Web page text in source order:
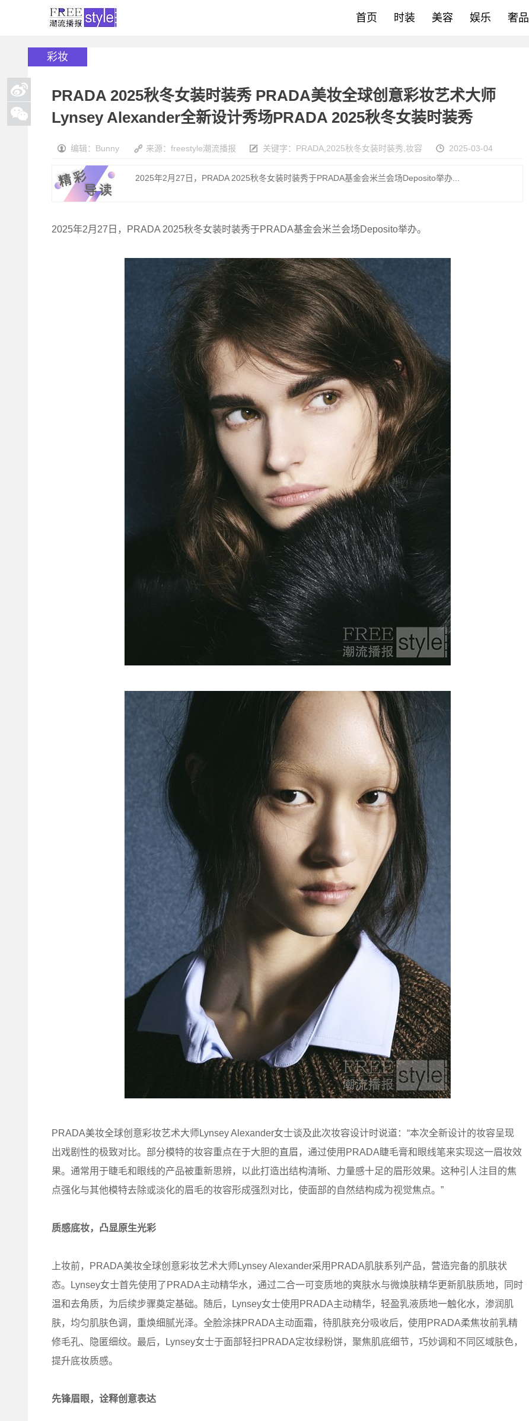
首页 时装 美容 娱乐 奢品
彩妆
PRADA 2025秋冬女装时装秀 PRADA美妆全球创意彩妆艺术大师
Lynsey Alexander全新设计秀场PRADA 2025秋冬女装时装秀
编辑：Bunny 来源：freestyle潮流播报 关键字： PRADA 2025秋冬女装时装秀 妆容 2025-03-04
2025年2月27日，PRADA 2025秋冬女装时装秀于PRADA基金会米兰会场Deposito举办...
2025年2月27日，PRADA 2025秋冬女装时装秀于PRADA基金会米兰会场Deposito举办。
PRADA美妆全球创意彩妆艺术大师Lynsey Alexander女士谈及此次妆容设计时说道：“本次全新设计的妆容呈现
出戏剧性的极致对比。部分模特的妆容重点在于大胆的直眉，通过使用PRADA睫毛膏和眼线笔来实现这一眉妆效
果。通常用于睫毛和眼线的产品被重新思辨，以此打造出结构清晰、力量感十足的眉形效果。这种引人注目的焦
点强化与其他模特去除或淡化的眉毛的妆容形成强烈对比，使面部的自然结构成为视觉焦点。”
质感底妆，凸显原生光彩
上妆前，PRADA美妆全球创意彩妆艺术大师Lynsey Alexander采用PRADA肌肤系列产品，营造完备的肌肤状
态。Lynsey女士首先使用了PRADA主动精华水，通过二合一可变质地的爽肤水与微焕肤精华更新肌肤质地，同时
温和去角质，为后续步骤奠定基础。随后，Lynsey女士使用PRADA主动精华，轻盈乳液质地一触化水，渗润肌
肤，均匀肌肤色调，重焕细腻光泽。全脸涂抹PRADA主动面霜，待肌肤充分吸收后，使用PRADA柔焦妆前乳精
修毛孔、隐匿细纹。最后，Lynsey女士于面部轻扫PRADA定妆绿粉饼，聚焦肌底细节，巧妙调和不同区域肤色，
提升底妆质感。
先锋眉眼，诠释创意表达